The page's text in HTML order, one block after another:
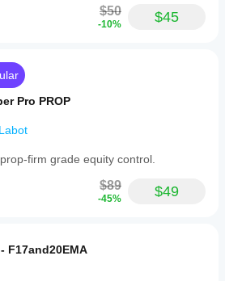
$50
-10% $45
Pro PROP
Labot
firm grade equity control.
$89
-45% $49
F17and20EMA